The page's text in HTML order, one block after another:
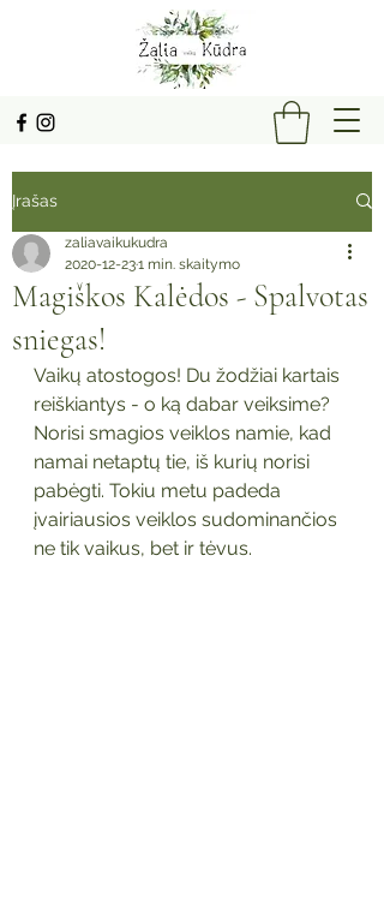
Įrašas
Magiškos Kalėdos - Spalvotas
sniegas!
zaliavaikukudra
2020-12-231 min. skaitymo
Vaikų atostogos! Du žodžiai kartais
reiškiantys - o ką dabar veiksime?
Norisi smagios veiklos namie, kad
namai netaptų tie, iš kurių norisi
pabėgti. Tokiu metu padeda
įvairiausios veiklos sudominančios
ne tik vaikus, bet ir tėvus.